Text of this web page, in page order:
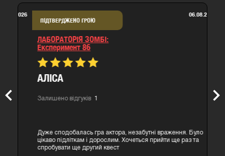
Previous
ЛАБОРАТОРІЯ ЗОМБІ:
експеримент 86
АЛІСА
Залишено відгуків 1
06.08.2026
Дуже сподобалась гра актора, незабутні враження. Було
цікаво підліткам і дорослим. Хочеться прийти ще раз та
спробувати ще другий квест
ПІДТВЕРДЖЕНО ГРОЮ